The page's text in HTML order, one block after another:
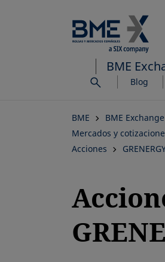
al
BME
Blog
BME
BME Exchange
Mercados y
Acciones